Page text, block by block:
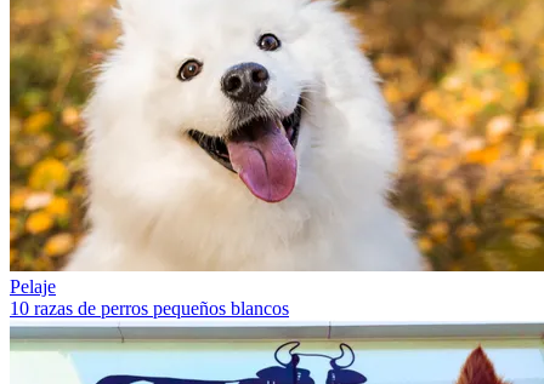
Pelaje
10 razas de perros pequeños blancos